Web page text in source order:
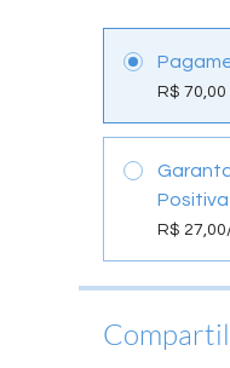
R$ 70,00
Positiva
R$